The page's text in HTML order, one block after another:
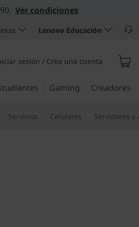
Ver condiciones
Lenovo Educación
sesión / Crea una cuenta
Gaming Creadores
Servicios Celulares Servidores y